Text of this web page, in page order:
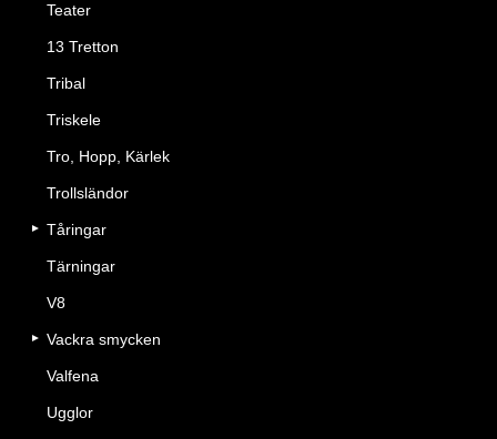
Teater
13 Tretton
Tribal
Triskele
Tro, Hopp, Kärlek
Trollsländor
Tåringar
Tärningar
V8
Vackra smycken
Valfena
Ugglor